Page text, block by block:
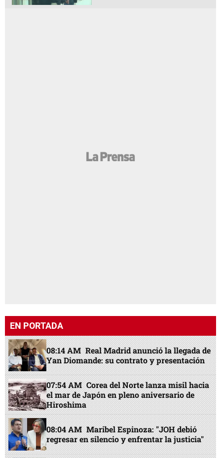
EN PORTADA
08:14 AM Real Madrid anunció la llegada de
Yan Diomande: su contrato y presentación
07:54 AM Corea del Norte lanza misil hacia
el mar de Japón en pleno aniversario de
Hiroshima
08:04 AM Maribel Espinoza: "JOH debió
regresar en silencio y enfrentar la justicia"